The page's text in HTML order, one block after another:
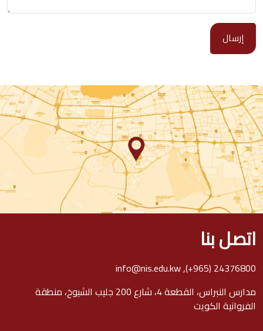
إرسال
اتصل بنا
(+965) 24376800
,
info@nis.edu.kw
مدارس النبراس، القطعة 4، شارع 200 جليب الشيوخ، منطقة
الفروانية الكويت